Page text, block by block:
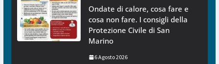
Ondate di calore, cosa fare e
cosa non fare. I consigli della
Protezione Civile di San
Marino
6 Agosto 2026